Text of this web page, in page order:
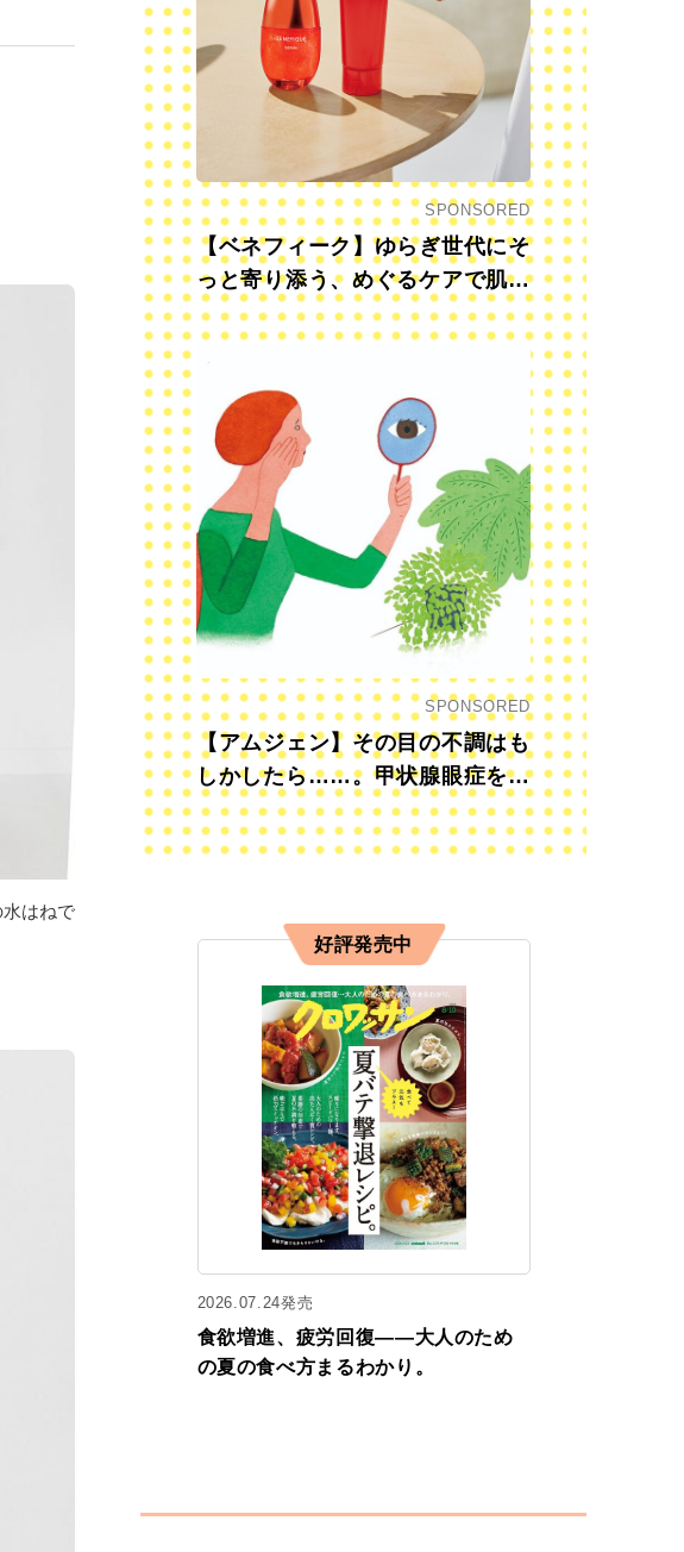
はねで
SPONSORED
【ベネフィーク】ゆらぎ世代にそ
っと寄り添う、めぐるケアで肌も
心も前向きに
SPONSORED
【アムジェン】その目の不調はも
しかしたら……。甲状腺眼症を知
っていますか？
好評発売中
2026.07.24発売
食欲増進、疲労回復——大人のため
の夏の食べ方まるわかり。